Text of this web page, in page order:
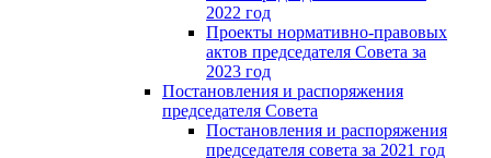
2022 год
Проекты нормативно-правовых
актов председателя Cовета за
2023 год
Постановления и распоряжения
председателя Cовета
Постановления и распоряжения
председателя совета за 2021 год